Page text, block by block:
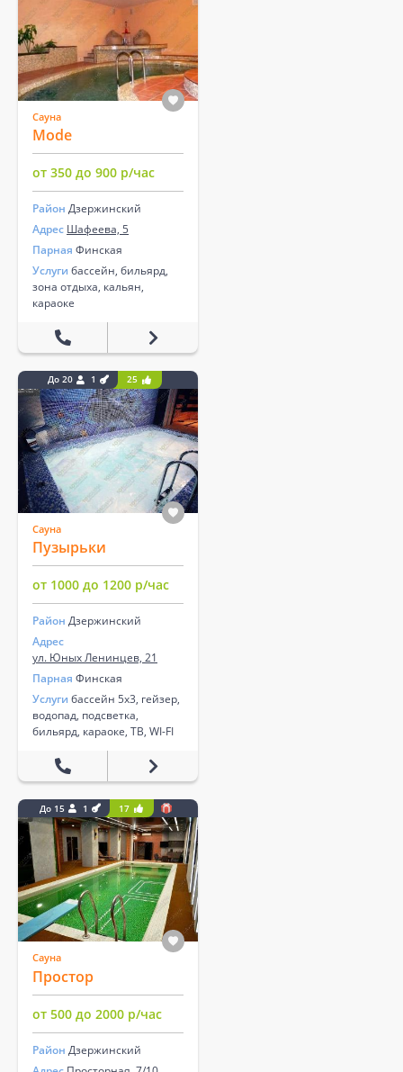
Сауна
Mode
от 350 до 900 р/час
Район Дзержинский
Адрес Шафеева, 5
Парная Финская
Услуги бассейн, бильярд,
зона отдыха, кальян,
караоке
До 20 1 25
Сауна
Пузырьки
от 1000 до 1200 р/час
Район Дзержинский
Адрес
ул. Юных Ленинцев, 21
Парная Финская
Услуги бассейн 5х3, гейзер,
водопад, подсветка,
бильярд, караоке, ТВ, WI-FI
До 15 1 17
Сауна
Простор
от 500 до 2000 р/час
Район Дзержинский